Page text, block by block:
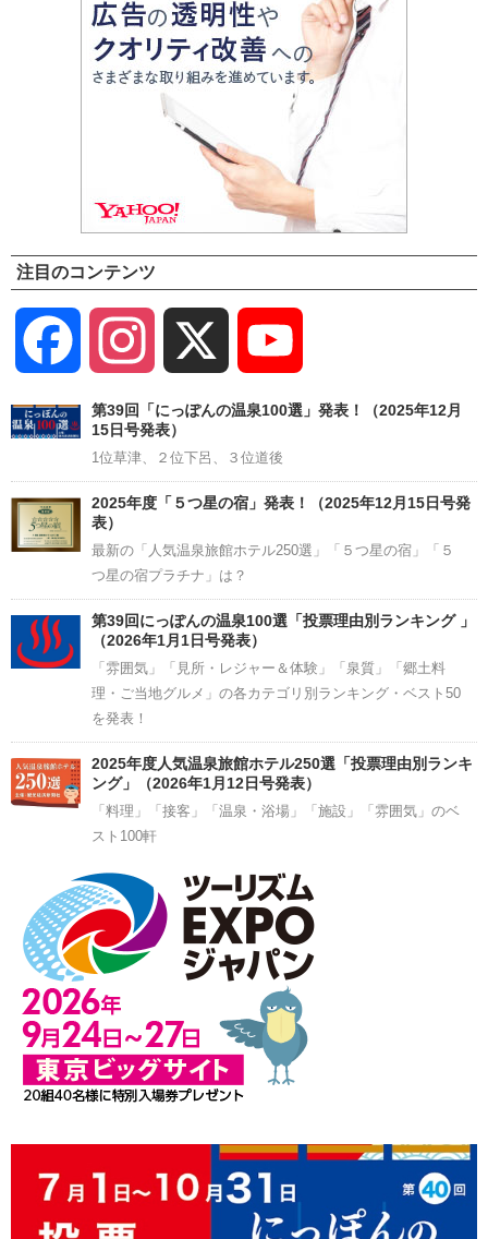
注目のコンテンツ
Facebook Instagram
Channel
第39回「にっぽんの温泉100選」発表！（2025年12月
15日号発表）
1位草津、２位下呂、３位道後
2025年度「５つ星の宿」発表！（2025年12月15日号発
表）
最新の「人気温泉旅館ホテル250選」「５つ星の宿」「５
つ星の宿プラチナ」は？
第39回にっぽんの温泉100選「投票理由別ランキング 」
（2026年1月1日号発表）
「雰囲気」「見所・レジャー＆体験」「泉質」「郷土料
理・ご当地グルメ」の各カテゴリ別ランキング・ベスト50
を発表！
2025年度人気温泉旅館ホテル250選「投票理由別ランキ
ング」（2026年1月12日号発表）
「料理」「接客」「温泉・浴場」「施設」「雰囲気」のベ
スト100軒